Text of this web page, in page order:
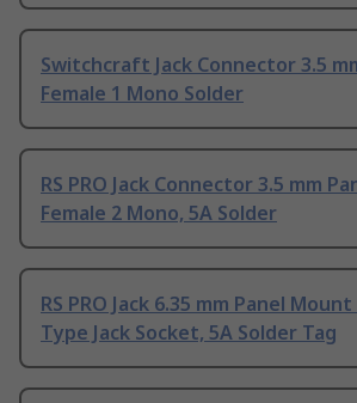
Switchcraft Jack Connector 3.5
Female 1 Mono Solder
RS PRO Jack Connector 3.5 mm
Female 2 Mono, 5A Solder
RS PRO Jack 6.35 mm Panel
Type Jack Socket, 5A Solder Tag